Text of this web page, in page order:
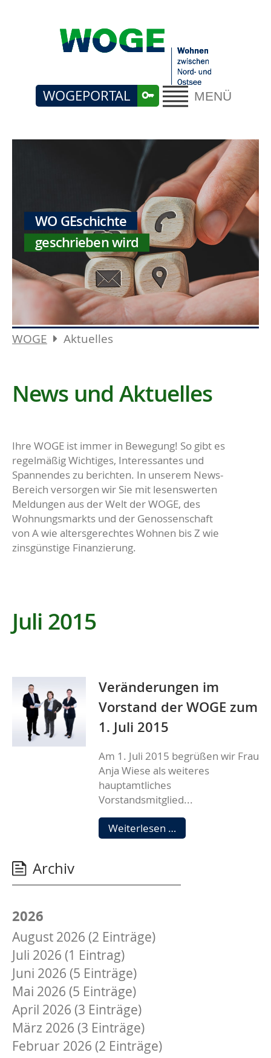
MENÜ
WOGEPORTAL
WO GEschichte
geschrieben wird
WOGE Aktuelles
News und Aktuelles
Ihre WOGE ist immer in Bewegung! So gibt es
regelmäßig Wichtiges, Interessantes und
Spannendes zu berichten. In unserem News-
Bereich versorgen wir Sie mit lesenswerten
Meldungen aus der Welt der WOGE, des
Wohnungsmarkts und der Genossenschaft
von A wie altersgerechtes Wohnen bis Z wie
zinsgünstige Finanzierung.
Juli 2015
Veränderungen im
Vorstand der WOGE zum
1. Juli 2015
Am 1. Juli 2015 begrüßen wir Frau
Anja Wiese als weiteres
hauptamtliches
Vorstandsmitglied...
Weiterlesen … Veränderungen
im
Archiv
2026
August 2026 (2 Einträge)
Juli 2026 (1 Eintrag)
Juni 2026 (5 Einträge)
Mai 2026 (5 Einträge)
April 2026 (3 Einträge)
März 2026 (3 Einträge)
Februar 2026 (2 Einträge)